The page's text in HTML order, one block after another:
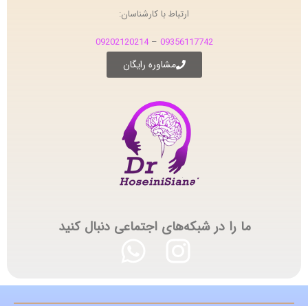
ارتباط با کارشناسان:
09356117742
–
09202120214
مشاوره رایگان
ما را در شبکه‌های اجتماعی دنبال کنید